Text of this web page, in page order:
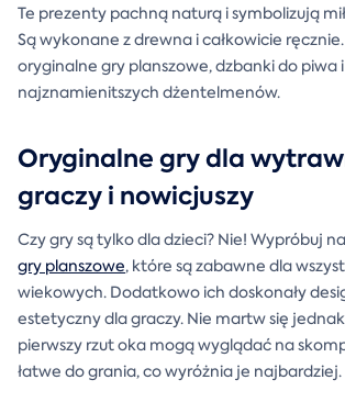
Te prezenty pachną naturą i symbolizują
Są wykonane z drewna i całkowicie
oryginalne gry planszowe, dzbanki do piwa
najznamienitszych dżentelmenów.
Oryginalne gry dla
graczy i nowicjuszy
Czy gry są tylko dla dzieci? Nie! Wypróbuj
gry planszowe, które są zabawne dla
wiekowych. Dodatkowo ich doskonały
estetyczny dla graczy. Nie martw się
pierwszy rzut oka mogą wyglądać na
łatwe do grania, co wyróżnia je najbardziej.